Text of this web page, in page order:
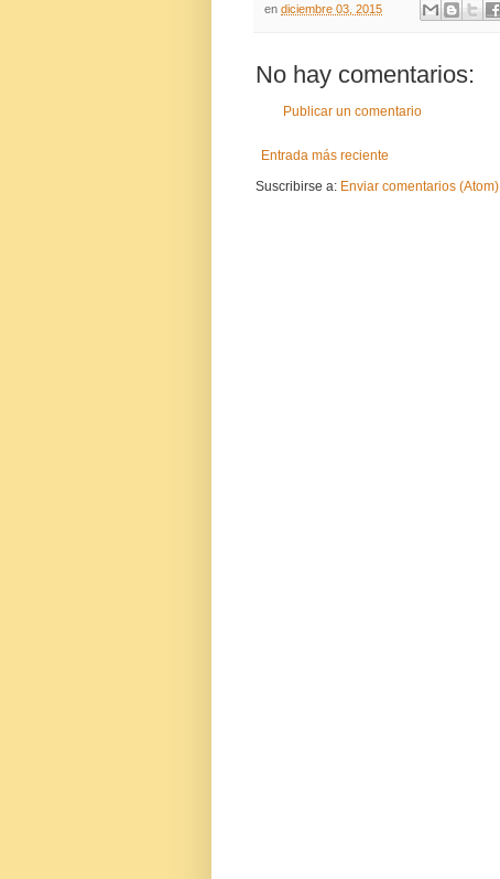
en diciembre 03, 2015
No hay comentarios:
Publicar un comentario
Entrada más reciente
Suscribirse a: Enviar comentarios (Atom)